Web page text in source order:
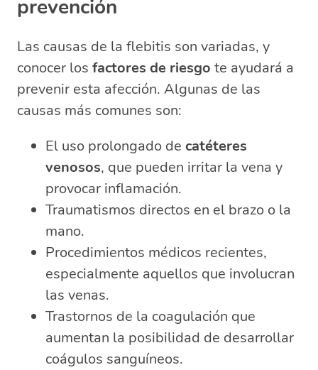
prevención
Las causas de la flebitis son variadas, y
conocer los factores de riesgo te ayudará a
prevenir esta afección. Algunas de las
causas más comunes son:
El uso prolongado de catéteres
venosos, que pueden irritar la vena y
provocar inflamación.
Traumatismos directos en el brazo o la
mano.
Procedimientos médicos recientes,
especialmente aquellos que involucran
las venas.
Trastornos de la coagulación que
aumentan la posibilidad de desarrollar
coágulos sanguíneos.